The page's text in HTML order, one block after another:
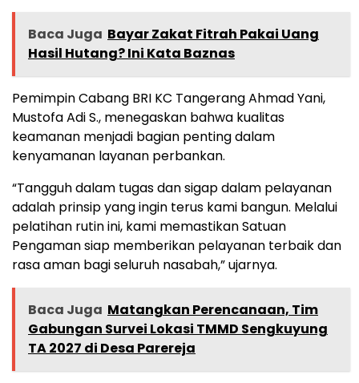
Baca Juga Bayar Zakat Fitrah Pakai Uang
Hasil Hutang? Ini Kata Baznas
Pemimpin Cabang BRI KC Tangerang Ahmad Yani,
Mustofa Adi S., menegaskan bahwa kualitas
keamanan menjadi bagian penting dalam
kenyamanan layanan perbankan.
“Tangguh dalam tugas dan sigap dalam pelayanan
adalah prinsip yang ingin terus kami bangun. Melalui
pelatihan rutin ini, kami memastikan Satuan
Pengaman siap memberikan pelayanan terbaik dan
rasa aman bagi seluruh nasabah,” ujarnya.
Baca Juga Matangkan Perencanaan, Tim
Gabungan Survei Lokasi TMMD Sengkuyung
TA 2027 di Desa Parereja